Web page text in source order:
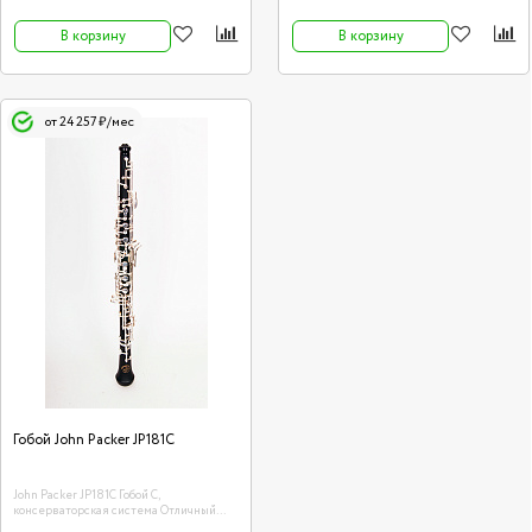
В корзину В корзину
от 24 257 ₽/мес
Гобой John Packer JP181C
John Packer JP181C Гобой C,
консерваторская система Отличный